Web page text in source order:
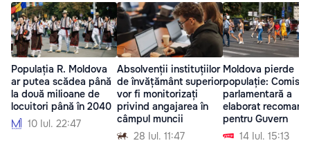
Populația R. Moldova
ar putea scădea până
la două milioane de
locuitori până în 2040
10 Iul. 22:47
Absolvenții instituțiilor
de învățământ superior
vor fi monitorizați
privind angajarea în
câmpul muncii
28 Iul. 11:47
Moldova pierde
populație: Comisia
parlamentară a
elaborat
pentru Guvern
14 Iul. 15:13